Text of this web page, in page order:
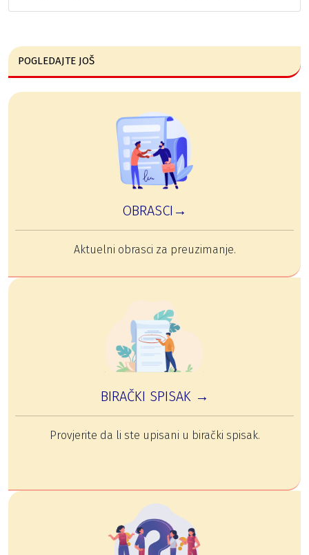
POGLEDAJTE JOŠ
OBRASCI→
Aktuelni obrasci za preuzimanje.
BIRAČKI SPISAK →
Provjerite da li ste upisani u birački spisak.